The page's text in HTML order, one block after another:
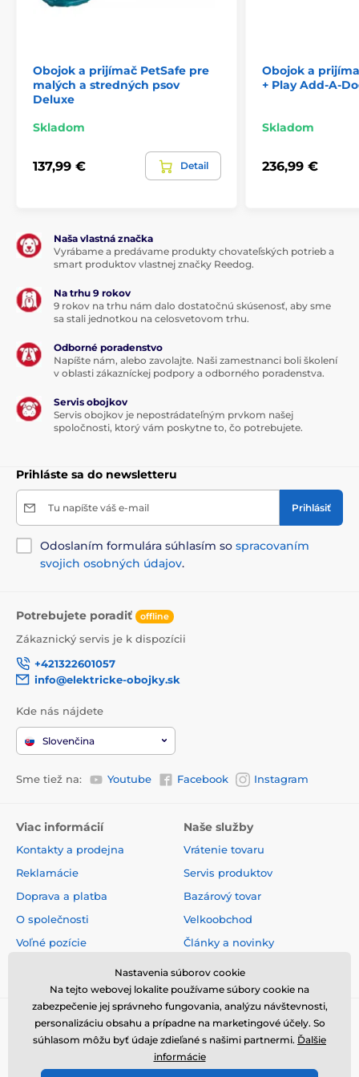
Obojok a prijímač PetSafe pre
malých a stredných psov
Deluxe
Skladom
137,99 € Detail
Obojok a
+ Play Add-A-
Skladom
236,99 €
Naša vlastná značka
Vyrábame a predávame produkty chovateľských potrieb a
smart produktov vlastnej značky Reedog.
Na trhu 9 rokov
9 rokov na trhu nám dalo dostatočnú skúsenosť, aby sme
sa stali jednotkou na celosvetovom trhu.
Odborné poradenstvo
Napíšte nám, alebo zavolajte. Naši zamestnanci boli školení
v oblasti zákazníckej podpory a odborného poradenstva.
Servis obojkov
Servis obojkov je nepostrádateľným prvkom našej
spoločnosti, ktorý vám poskytne to, čo potrebujete.
Prihláste sa do newsletteru
Tu napíšte váš e-mail Prihlásiť
Odoslaním formulára súhlasím so spracovaním
svojich osobných údajov.
Potrebujete poradiť offline
Zákaznický servis je k dispozícii
+421322601057
info@elektricke-obojky.sk
Kde nás nájdete
Slovenčina
Sme tiež na: Youtube Facebook Instagram
Viac informácií
Kontakty a prodejna
Reklamácie
Doprava a platba
O společnosti
Voľné pozície
Naše služby
Vrátenie tovaru
Servis produktov
Bazárový tovar
Velkoobchod
Články a novinky
Nastavenia súborov cookie
Na tejto webovej lokalite používame súbory cookie na
zabezpečenie jej správneho fungovania, analýzu návštevnosti,
personalizáciu obsahu a prípadne na marketingové účely. So
súhlasom môžu byť údaje zdieľané s našimi partnermi. Ďalšie
informácie